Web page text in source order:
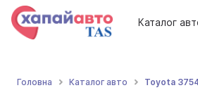
Каталог
Головна Каталог авто Toyota